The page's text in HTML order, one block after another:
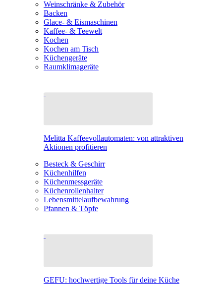
Weinschränke & Zubehör
Backen
Glace- & Eismaschinen
Kaffee- & Teewelt
Kochen
Kochen am Tisch
Küchengeräte
Raumklimageräte
Melitta Kaffeevollautomaten: von attraktiven
Aktionen profitieren
Besteck & Geschirr
Küchenhilfen
Küchenmessgeräte
Küchenrollenhalter
Lebensmittelaufbewahrung
Pfannen & Töpfe
GEFU: hochwertige Tools für deine Küche